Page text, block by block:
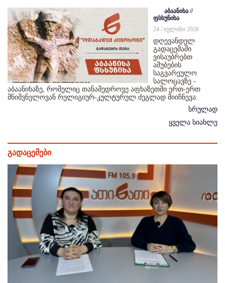
აბაანიხა //
ფსხუნიხა
24 / ივლისი 2026
დღევანდელ
გადაცემაში
ვისაუბრებთ
აშუბების
საგვარეულო
სალოცავზე -
აბაანიხაზე, რომელიც თანამედროვე აფხაზეთში ერთ-ერთ
მნიშვნელოვან რელიგიურ-კულტურულ ძეგლად მიიჩნევა.
სრულად
ყველა სიახლე
გადაცემები